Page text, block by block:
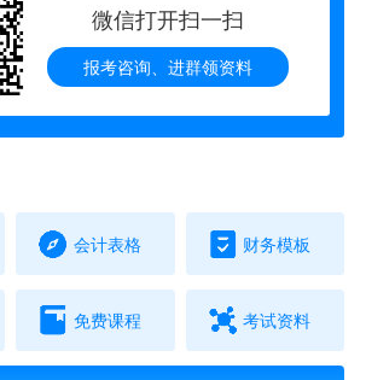
微信打开扫一扫
报考咨询、进群领资料
会计表格 财务模板
免费课程 考试资料